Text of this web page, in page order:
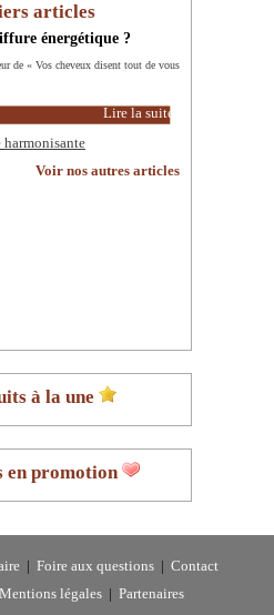
articles
énergétique ?
de « Vos cheveux disent tout de vous
Lire la suite
harmonisante
Voir nos autres articles
à la une
en promotion
Foire aux questions
Contact
Mentions légales Partenaires